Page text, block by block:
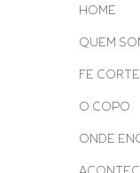
HOME
QUEM
FE
O COPO
ONDE